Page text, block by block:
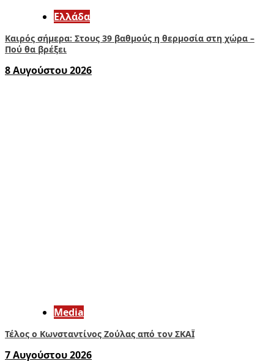
Ελλάδα
Καιρός σήμερα: Στους 39 βαθμούς η θερμοσία στη χώρα –
Πού θα βρέξει
8 Αυγούστου 2026
Media
Τέλος ο Κωνσταντίνος Ζούλας από τον ΣΚΑΪ
7 Αυγούστου 2026